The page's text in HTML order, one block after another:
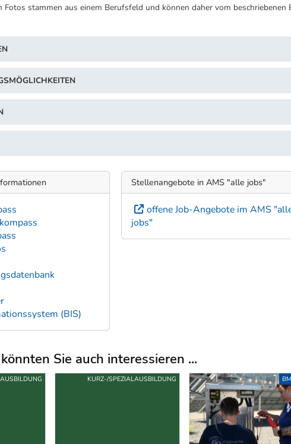
Fotos stammen aus einem Berufsfeld und können daher vom beschriebenen
(BIS)
Stellenangebote in AMS "alle jobs"
offene Job-Angebote im AMS
jobs"
Sie auch interessieren ...
KURZ-/SPEZIALAUSBILDUNG